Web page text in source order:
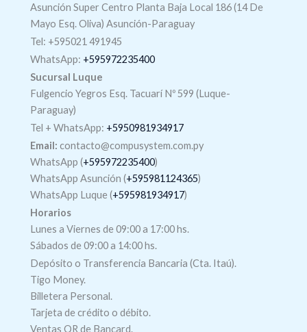
Asunción Super Centro Planta Baja Local 186 (14 De
Mayo Esq. Oliva) Asunción-Paraguay
Tel: +595021 491945
WhatsApp: +595972235400
Sucursal Luque
Fulgencio Yegros Esq. Tacuarí Nº 599 (Luque-
Paraguay)
Tel + WhatsApp: +5950981934917
Email: contacto@compusystem.com.py
WhatsApp (+595972235400)
WhatsApp Asunción (+595981124365)
WhatsApp Luque (+595981934917)
Horarios
Lunes a Viernes de 09:00 a 17:00 hs.
Sábados de 09:00 a 14:00 hs.
Depósito o Transferencia Bancaria (Cta. Itaú).
Tigo Money.
Billetera Personal.
Tarjeta de crédito o débito.
Ventas QR de Bancard.